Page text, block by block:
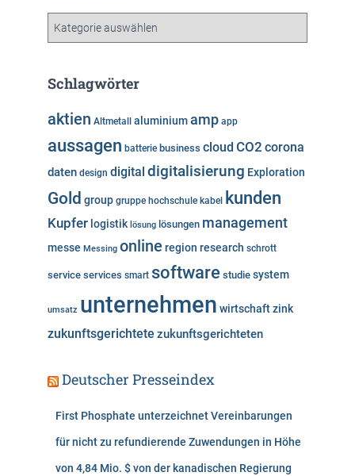
g
r
i
n
Schlagwörter
aktien Altmetall aluminiumamp app
aussagen batterie business cloud CO2 corona
daten design digital digitalisierung Exploration
Gold group gruppe hochschule kabel kunden
Kupfer logistik lösung lösungen management
messe Messing online region research schrott
service services smart software studie system
umsatz unternehmen wirtschaftzink
zukunftsgerichtete zukunftsgerichteten
Deutscher Presseindex
First Phosphate unterzeichnet Vereinbarungen
für nicht zu refundierende Zuwendungen in Höhe
von 4,84 Mio. $ von der kanadischen Regierung